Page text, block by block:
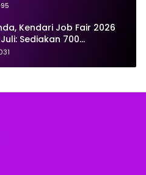
Kendari Job Fair 2026
Sediakan 700
Perusahaan